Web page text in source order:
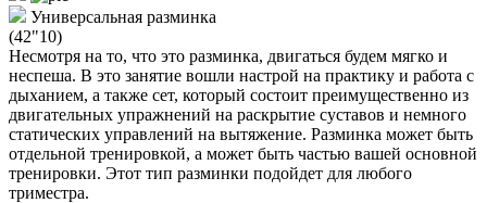
Универсальная разминка
(42"10)
Несмотря на то, что это разминка, двигаться будем мягко и
неспеша. В это занятие вошли настрой на практику и работа с
дыханием, а также сет, который состоит преимущественно из
двигательных упражнений на раскрытие суставов и немного
статических управлений на вытяжение. Разминка может быть
отдельной тренировкой, а может быть частью вашей основной
тренировки. Этот тип разминки подойдет для любого
триместра.